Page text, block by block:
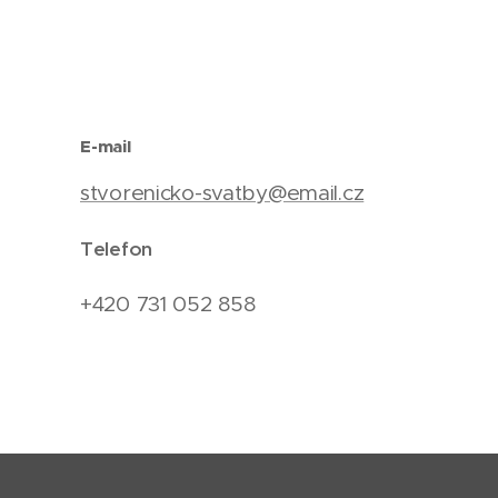
E-mail
stvorenicko-svatby@email.cz
Telefon
+420 731 052 858